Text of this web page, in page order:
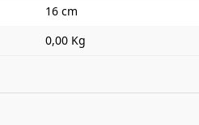
16 cm
0,00 Kg